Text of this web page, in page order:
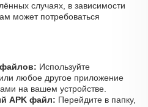
случаях, в зависимости
может потребоваться
Используйте
любое другое приложение
на вашем устройстве.
APK файл: Перейдите в папку,